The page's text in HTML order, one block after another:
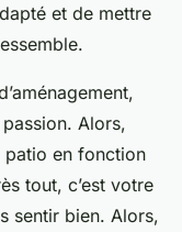
et de mettre
passion. Alors,
patio en fonction
tout, c’est votre
sentir bien. Alors,